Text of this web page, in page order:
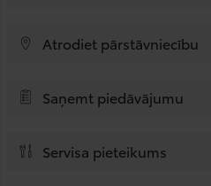
Atrodiet pārstāvniecību
Saņemt piedāvājumu
Servisa pieteikums